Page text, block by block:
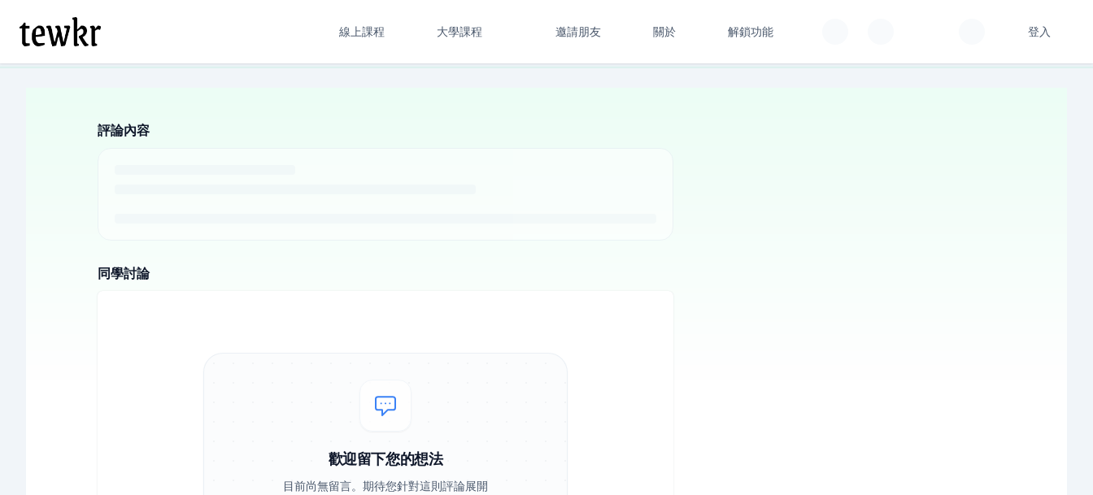
線上課程 大學課程 邀請朋友 關於 解鎖功能 登入
評論內容
同學討論
歡迎留下您的想法
目前尚無留言。期待您針對這則評論展開